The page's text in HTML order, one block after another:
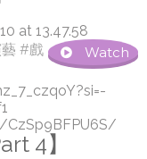
Watch
#戲
4】